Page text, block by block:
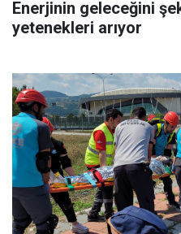
Enerjinin geleceğini
yetenekleri arıyor